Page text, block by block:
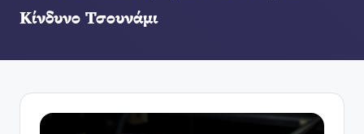
Κίνδυνο Τσουνάμι